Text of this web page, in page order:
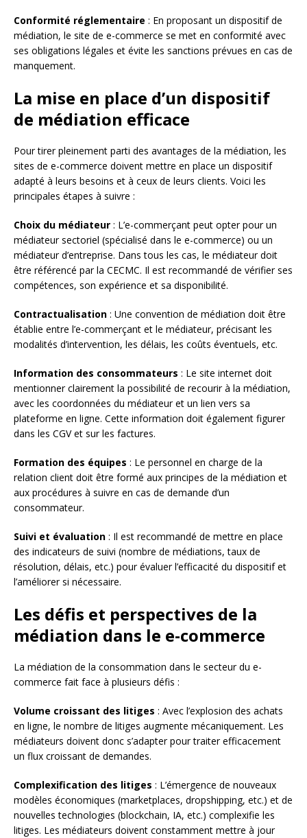
Conformité réglementaire : En proposant un dispositif de
médiation, le site de e-commerce se met en conformité avec
ses obligations légales et évite les sanctions prévues en cas de
manquement.
La mise en place d’un dispositif
de médiation efficace
Pour tirer pleinement parti des avantages de la médiation, les
sites de e-commerce doivent mettre en place un dispositif
adapté à leurs besoins et à ceux de leurs clients. Voici les
principales étapes à suivre :
Choix du médiateur : L’e-commerçant peut opter pour un
médiateur sectoriel (spécialisé dans le e-commerce) ou un
médiateur d’entreprise. Dans tous les cas, le médiateur doit
être référencé par la CECMC. Il est recommandé de vérifier ses
compétences, son expérience et sa disponibilité.
Contractualisation : Une convention de médiation doit être
établie entre l’e-commerçant et le médiateur, précisant les
modalités d’intervention, les délais, les coûts éventuels, etc.
Information des consommateurs : Le site internet doit
mentionner clairement la possibilité de recourir à la médiation,
avec les coordonnées du médiateur et un lien vers sa
plateforme en ligne. Cette information doit également figurer
dans les CGV et sur les factures.
Formation des équipes : Le personnel en charge de la
relation client doit être formé aux principes de la médiation et
aux procédures à suivre en cas de demande d’un
consommateur.
Suivi et évaluation : Il est recommandé de mettre en place
des indicateurs de suivi (nombre de médiations, taux de
résolution, délais, etc.) pour évaluer l’efficacité du dispositif et
l’améliorer si nécessaire.
Les défis et perspectives de la
médiation dans le e-commerce
La médiation de la consommation dans le secteur du e-
commerce fait face à plusieurs défis :
Volume croissant des litiges : Avec l’explosion des achats
en ligne, le nombre de litiges augmente mécaniquement. Les
médiateurs doivent donc s’adapter pour traiter efficacement
un flux croissant de demandes.
Complexification des litiges : L’émergence de nouveaux
modèles économiques (marketplaces, dropshipping, etc.) et de
nouvelles technologies (blockchain, IA, etc.) complexifie les
litiges. Les médiateurs doivent constamment mettre à jour